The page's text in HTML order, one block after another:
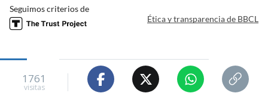
Seguimos criterios de
Ética y transparencia de BBCL
1761
visitas